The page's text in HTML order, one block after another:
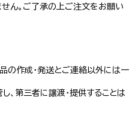
ん。ご了承の上ご注文をお願い
の作成・発送とご連絡以外には一
、第三者に譲渡・提供することは